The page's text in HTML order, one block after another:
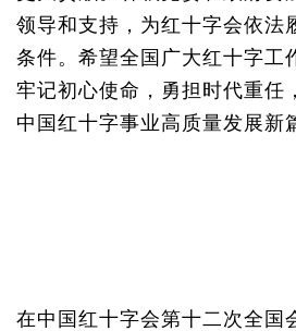
领导和支持，为红十字会依法
条件。希望全国广大红十字工
牢记初心使命，勇担时代重任
中国红十字事业高质量发展新
在中国红十字会第十二次全国